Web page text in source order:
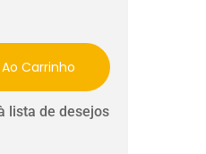
Carrinho
lista de desejos